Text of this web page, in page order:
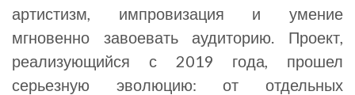
артистизм, импровизация и умение
мгновенно завоевать аудиторию. Проект,
реализующийся с 2019 года, прошел
серьезную эволюцию: от отдельных